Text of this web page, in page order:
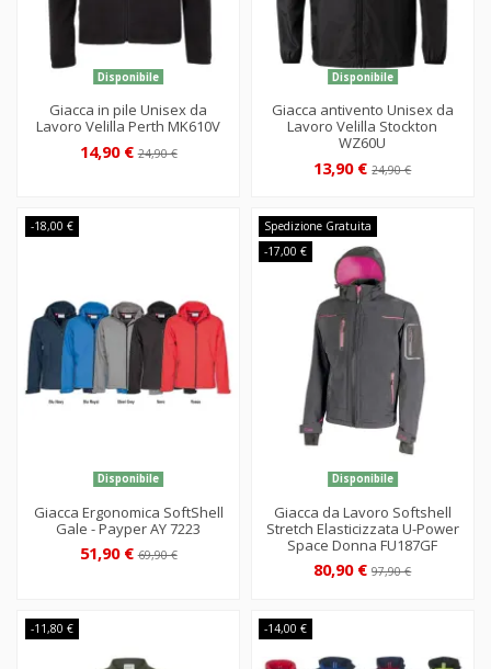
Disponibile
Giacca in pile Unisex da
Lavoro Velilla Perth MK610V
14,90 €24,90 €
Disponibile
Giacca antivento Unisex da
Lavoro Velilla Stockton
WZ60U
13,90 €24,90 €
-18,00 €
Disponibile
Giacca Ergonomica SoftShell
Gale - Payper AY 7223
51,90 €69,90 €
Spedizione Gratuita
-17,00 €
Disponibile
Giacca da Lavoro Softshell
Stretch Elasticizzata U-Power
Space Donna FU187GF
80,90 €97,90 €
-11,80 € -14,00 €